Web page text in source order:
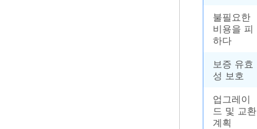
불필요한
비용을 피
하다
보증 유효
성 보호
업그레이
드 및 교환
계획